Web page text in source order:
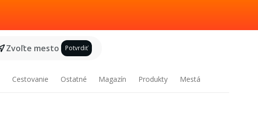
Zvoľte mesto Potvrdiť
Cestovanie Ostatné Magazín Produkty Mestá